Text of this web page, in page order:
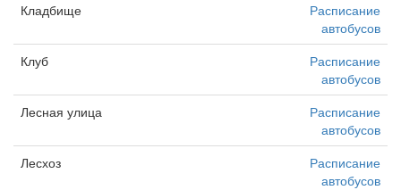
Кладбище
Расписание
автобусов
Клуб
Расписание
автобусов
Лесная улица
Расписание
автобусов
Лесхоз
Расписание
автобусов